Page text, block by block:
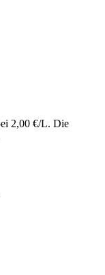
2,00 €/L. Die